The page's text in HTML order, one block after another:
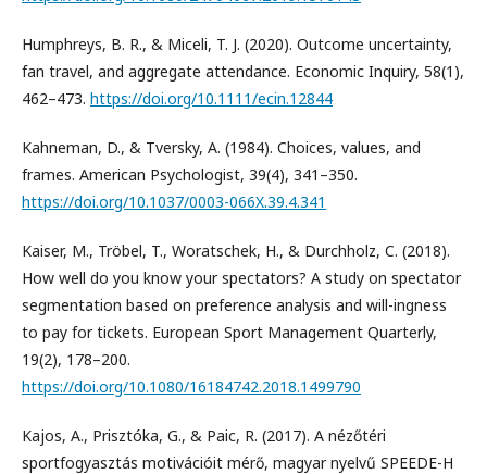
Humphreys, B. R., & Miceli, T. J. (2020). Outcome uncertainty,
fan travel, and aggregate attendance. Economic Inquiry, 58(1),
462–473. https://doi.org/10.1111/ecin.12844
Kahneman, D., & Tversky, A. (1984). Choices, values, and
frames. American Psychologist, 39(4), 341–350.
https://doi.org/10.1037/0003-066X.39.4.341
Kaiser, M., Tröbel, T., Woratschek, H., & Durchholz, C. (2018).
How well do you know your spectators? A study on spectator
segmentation based on preference analysis and will-ingness
to pay for tickets. European Sport Management Quarterly,
19(2), 178–200.
https://doi.org/10.1080/16184742.2018.1499790
Kajos, A., Prisztóka, G., & Paic, R. (2017). A nézőtéri
sportfogyasztás motivációit mérő, magyar nyelvű SPEEDE-H